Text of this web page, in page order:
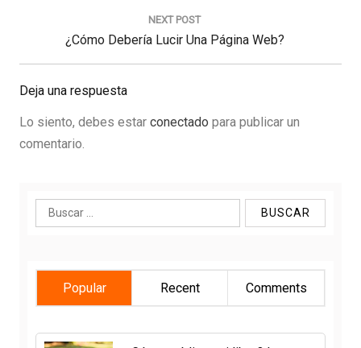
NEXT POST
Next
Post:
¿Cómo Debería Lucir Una Página Web?
Deja una respuesta
Lo siento, debes estar conectado para publicar un
comentario.
Buscar:
Popular Recent Comments